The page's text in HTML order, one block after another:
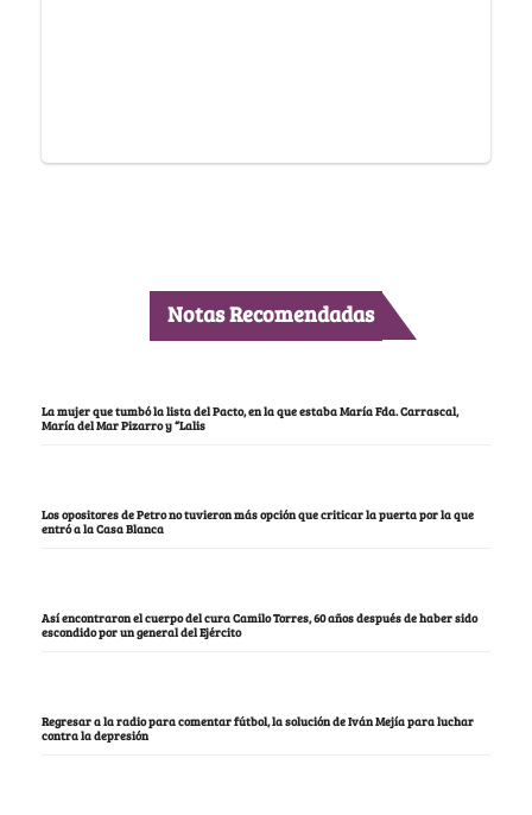
Notas Recomendadas
La mujer que tumbó la lista del Pacto, en la que estaba María Fda. Carrascal,
María del Mar Pizarro y “Lalis
Los opositores de Petro no tuvieron más opción que criticar la puerta por la que
entró a la Casa Blanca
Así encontraron el cuerpo del cura Camilo Torres, 60 años después de haber sido
escondido por un general del Ejército
Regresar a la radio para comentar fútbol, la solución de Iván Mejía para luchar
contra la depresión